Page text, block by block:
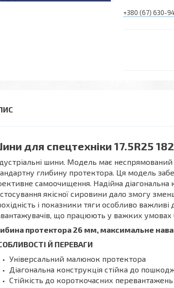
+380 (67) 630-
для спецтехніки 17.5R25
шини. Модель має
глибину протектора. Ця модель
самоочищення. Надійна діагональна
якісної сировини дало змогу
і показники тяги особливо
що працюють у важких умовах
протектора 26 мм, максимальне
Й ПЕРЕВАГИ
Універсальний малюнок протектора
Діагональна конструкція стійка до
Стійкість до короткочасних перевантажень